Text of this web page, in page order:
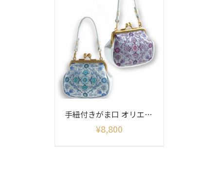
手紐付きがま口 オリエント柄シャイニー
¥8,800